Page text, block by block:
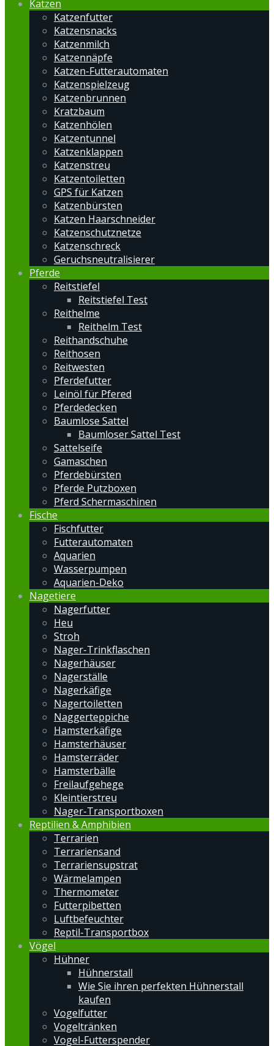
Katzen
Katzenfutter
Katzensnacks
Katzenmilch
Katzennäpfe
Katzen-Futterautomaten
Katzenspielzeug
Katzenbrunnen
Kratzbaum
Katzenhölen
Katzentunnel
Katzenklappen
Katzenstreu
Katzentoiletten
GPS für Katzen
Katzenbürsten
Katzen Haarschneider
Katzenschutznetze
Katzenschreck
Geruchsneutralisierer
Pferde
Reitstiefel
Reitstiefel Test
Reithelme
Reithelm Test
Reithandschuhe
Reithosen
Reitwesten
Pferdefutter
Leinöl für Pfered
Pferdedecken
Baumlose Sattel
Baumloser Sattel Test
Sattelseife
Gamaschen
Pferdebürsten
Pferde Putzboxen
Pferd Schermaschinen
Fische
Fischfutter
Futterautomaten
Aquarien
Wasserpumpen
Aquarien-Deko
Nagetiere
Nagerfutter
Heu
Stroh
Nager-Trinkflaschen
Nagerhäuser
Nagerställe
Nagerkäfige
Nagertoiletten
Naggerteppiche
Hamsterkäfige
Hamsterhäuser
Hamsterräder
Hamsterbälle
Freilaufgehege
Kleintierstreu
Nager-Transportboxen
Reptilien & Amphibien
Terrarien
Terrariensand
Terrariensupstrat
Wärmelampen
Thermometer
Futterpibetten
Luftbefeuchter
Reptil-Transportbox
Vögel
Hühner
Hühnerstall
Wie Sie ihren perfekten Hühnerstall
kaufen
Vogelfutter
Vogeltränken
Vogel-Futterspender